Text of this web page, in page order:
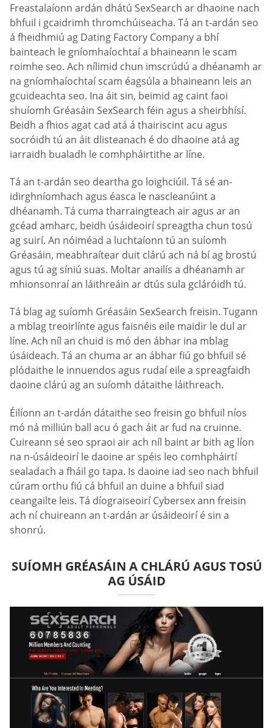
Freastalaíonn ardán dhátú SexSearch ar dhaoine nach
bhfuil i gcaidrimh thromchúiseacha. Tá an t-ardán seo
á fheidhmiú ag Dating Factory Company a bhí
bainteach le gníomhaíochtaí a bhaineann le scam
roimhe seo. Ach nílimid chun imscrúdú a dhéanamh ar
na gníomhaíochtaí scam éagsúla a bhaineann leis an
gcuideachta seo. Ina áit sin, beimid ag caint faoi
shuíomh Gréasáin SexSearch féin agus a sheirbhísí.
Beidh a fhios agat cad atá á thairiscint acu agus
socróidh tú an áit dlisteanach é do dhaoine atá ag
iarraidh bualadh le comhpháirtithe ar líne.
Tá an t-ardán seo deartha go loighciúil. Tá sé an-
idirghníomhach agus éasca le nascleanúint a
dhéanamh. Tá cuma tharraingteach air agus ar an
gcéad amharc, beidh úsáideoirí spreagtha chun tosú
ag suirí. An nóiméad a luchtaíonn tú an suíomh
Gréasáin, meabhraítear duit clárú ach ná bí ag brostú
agus tú ag síniú suas. Moltar anailís a dhéanamh ar
mhionsonraí an láithreáin ar dtús sula gcláróidh tú.
Tá blag ag suíomh Gréasáin SexSearch freisin. Tugann
a mblag treoirlínte agus faisnéis eile maidir le dul ar
líne. Ach níl an chuid is mó den ábhar ina mblag
úsáideach. Tá an chuma ar an ábhar fiú go bhfuil sé
plódaithe le innuendos agus rudaí eile a spreagfaidh
daoine clárú ag an suíomh dátaithe láithreach.
Éilíonn an t-ardán dátaithe seo freisin go bhfuil níos
mó ná milliún ball acu ó gach áit ar fud na cruinne.
Cuireann sé seo spraoi air ach níl baint ar bith ag líon
na n-úsáideoirí le daoine ar spéis leo comhpháirtí
sealadach a fháil go tapa. Is daoine iad seo nach bhfuil
cúram orthu fiú cá bhfuil an duine a bhfuil siad
ceangailte leis. Tá díograiseoirí Cybersex ann freisin
ach ní chuireann an t-ardán ar úsáideoirí é sin a
shonrú.
SUÍOMH GRÉASÁIN A CHLÁRÚ AGUS TOSÚ
AG ÚSÁID